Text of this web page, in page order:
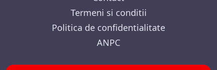
Termeni si conditii
Politica de confidentialitate
ANPC